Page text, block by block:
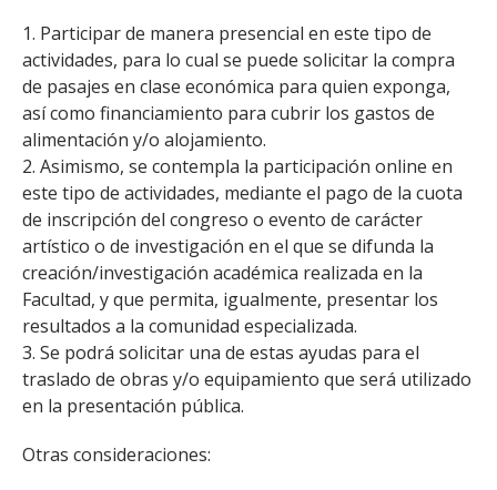
1. Participar de manera presencial en este tipo de
actividades, para lo cual se puede solicitar la compra
de pasajes en clase económica para quien exponga,
así como financiamiento para cubrir los gastos de
alimentación y/o alojamiento.
2. Asimismo, se contempla la participación online en
este tipo de actividades, mediante el pago de la cuota
de inscripción del congreso o evento de carácter
artístico o de investigación en el que se difunda la
creación/investigación académica realizada en la
Facultad, y que permita, igualmente, presentar los
resultados a la comunidad especializada.
3. Se podrá solicitar una de estas ayudas para el
traslado de obras y/o equipamiento que será utilizado
en la presentación pública.
Otras consideraciones: